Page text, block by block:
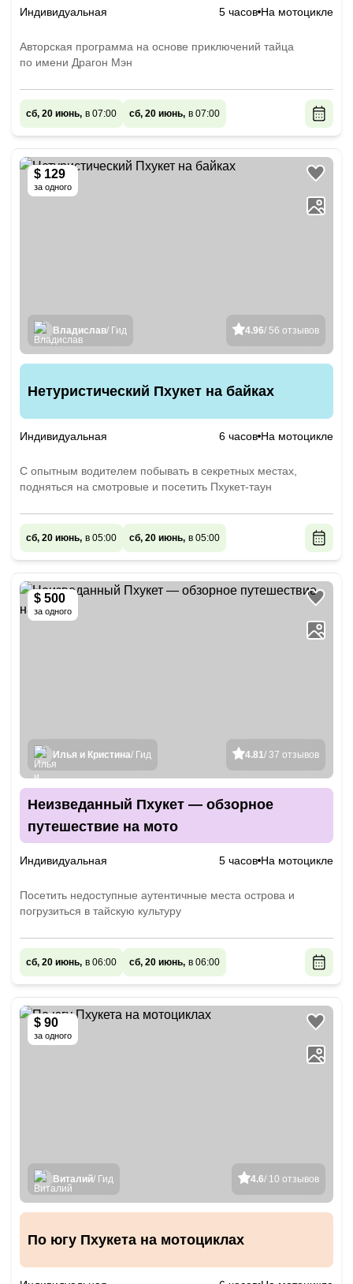
Индивидуальная 5 часов На мотоцикле
Авторская программа на основе приключений тайца
по имени Драгон Мэн
сб, 20 июнь, в 07:00 сб, 20 июнь, в 07:00
$ 129
за одного
4.96/ 56 отзывов
Владислав/ Гид
Нетуристический Пхукет на байках
Индивидуальная 6 часов На мотоцикле
С опытным водителем побывать в секретных местах,
подняться на смотровые и посетить Пхукет-таун
сб, 20 июнь, в 05:00 сб, 20 июнь, в 05:00
$ 500
за одного
4.81/ 37 отзывов
Илья и Кристина/ Гид
Неизведанный Пхукет — обзорное
путешествие на мото
Индивидуальная 5 часов На мотоцикле
Посетить недоступные аутентичные места острова и
погрузиться в тайскую культуру
сб, 20 июнь, в 06:00 сб, 20 июнь, в 06:00
$ 90
за одного
4.6/ 10 отзывов
Виталий/ Гид
По югу Пхукета на мотоциклах